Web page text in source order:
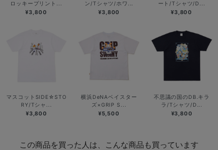
ロッキープリント...
¥3,800
ン/Tシャツ/ホワ...
¥3,800
ート/Tシャツ/D...
¥3,800
マスコットSIDE☆STO
RY/Tシャ...
¥3,800
横浜DeNAベイスター
ズ×GRIP S...
¥5,500
不思議の国のDB.キラ
ラ/Tシャツ/D...
¥3,800
この商品を買った人は、こんな商品も買っています